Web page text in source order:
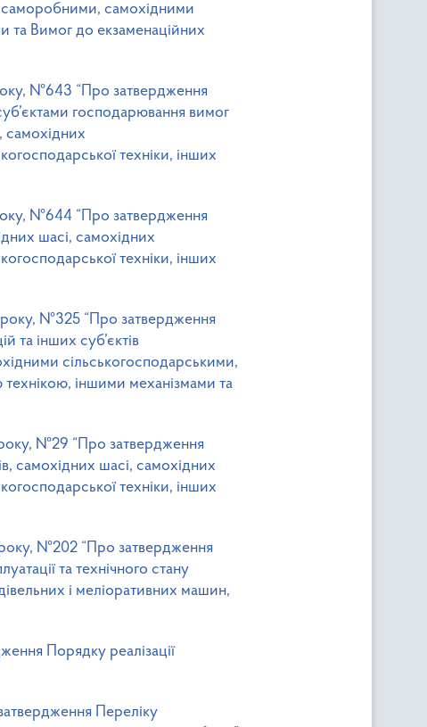
саморобними, самохідними
та Вимог до екзаменаційних
року, №643 “Про затвердження
господарювання вимог
самохідних
техніки, інших
року, №644 “Про затвердження
шасі, самохідних
техніки, інших
року, №325 “Про затвердження
та інших суб’єктів
сільськогосподарськими,
іншими механізмами та
року, №29 “Про затвердження
самохідних шасі, самохідних
техніки, інших
року, №202 “Про затвердження
та технічного стану
і меліоративних машин,
Порядку реалізації
Переліку